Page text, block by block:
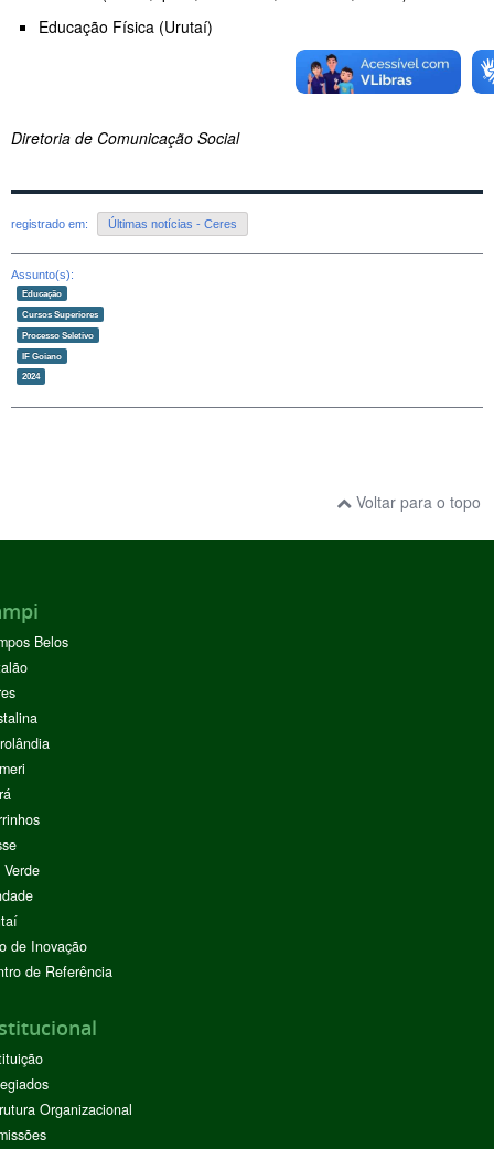
Educação Física (Urutaí)
Diretoria de Comunicação Social
registrado em: Últimas notícias - Ceres
Assunto(s):
Educação
Cursos Superiores
Processo Seletivo
IF Goiano
2024
Voltar para o topo
Belos
de Inovação
de Referência
Organizacional